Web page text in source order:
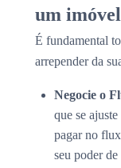
um
É fundamental
arrepender da
Negocie o
que se
pagar no
seu poder